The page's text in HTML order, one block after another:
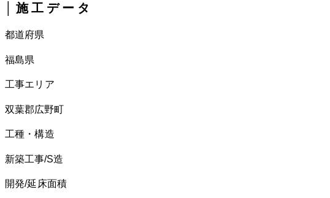
​│施工データ
​都道府県
福島県
​工事エリア
双葉郡広野町
​工種・構造
新築工事/S造
​開発/延床面積